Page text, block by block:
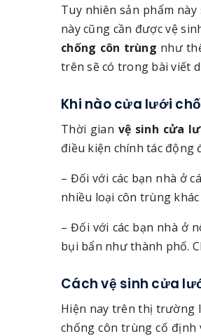
Tuy nhiên sản phẩm
này cũng cần được vệ
chống côn trùng như
trên sẽ có trong bài viết
Khi nào cửa lưới
Thời gian vệ sinh cửa
điều kiện chính tác động
– Đối với các bạn nhà ở
nhiều loại côn trùng
– Đối với các bạn nhà ở
bụi bẩn như thành phố.
Cách vệ sinh cửa
Hiện nay trên thị trường
chống côn trùng cố định